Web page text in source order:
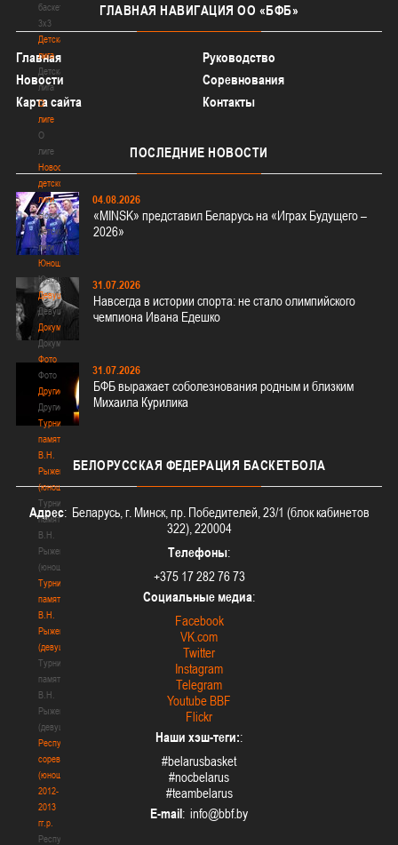
баскетбола
3х3
Детская
лига
Детская
лига
О
лиге
О
лиге
Новости
детской
лиги
Новости
детской
лиги
Юноши
Юноши
Девушки
Девушки
Документы
Документы
Фото
Фото
Другие
Другие
Турнир
памяти
В.Н.
Рыженкова
(юноши)
Турнир
памяти
В.Н.
Рыженкова
(юноши)
Турнир
памяти
В.Н.
Рыженкова
(девушки)
Турнир
памяти
В.Н.
Рыженкова
(девушки)
Республиканские
соревнования
(юноши)
2012-
2013
гг.р.
Республиканские
ГЛАВНАЯ НАВИГАЦИЯ ОО «БФБ»
Главная
Руководство
Новости
Соревнования
Карта сайта
Контакты
ПОСЛЕДНИЕ НОВОСТИ
04.08.2026
«MINSK» представил Беларусь на «Играх Будущего –
2026»
31.07.2026
Навсегда в истории спорта: не стало олимпийского
чемпиона Ивана Едешко
31.07.2026
БФБ выражает соболезнования родным и близким
Михаила Курилика
БЕЛОРУССКАЯ ФЕДЕРАЦИЯ БАСКЕТБОЛА
Адрес: Беларусь, г. Минск, пр. Победителей, 23/1 (блок кабинетов
322), 220004
Телефоны:
+375 17 282 76 73
Социальные медиа:
Facebook
VK.com
Twitter
Instagram
Telegram
Youtube BBF
Flickr
Наши хэш-теги::
#belarusbasket
#nocbelarus
#teambelarus
E-mail: